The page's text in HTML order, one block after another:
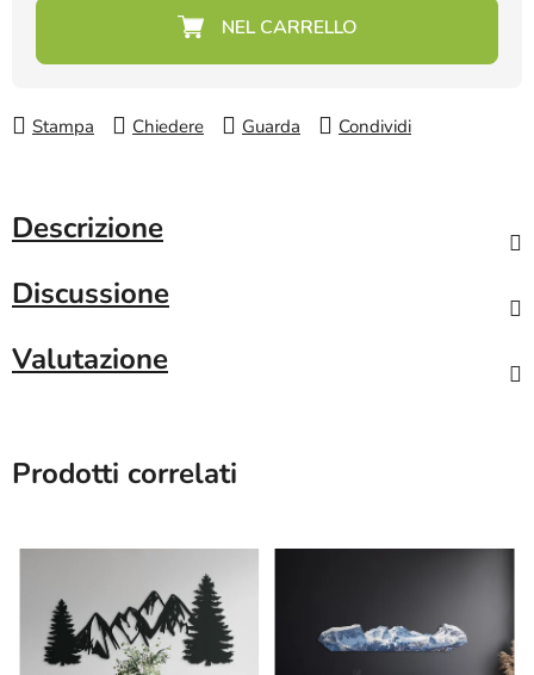
Prezzo della misura:
Stampa Chiedere Guarda Condividi
Descrizione
Discussione
Valutazione
Prodotti correlati